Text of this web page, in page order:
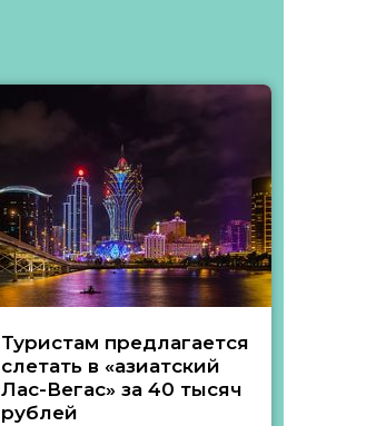
Туристам предлагается
слетать в «азиатский
Лас-Вегас» за 40 тысяч
рублей